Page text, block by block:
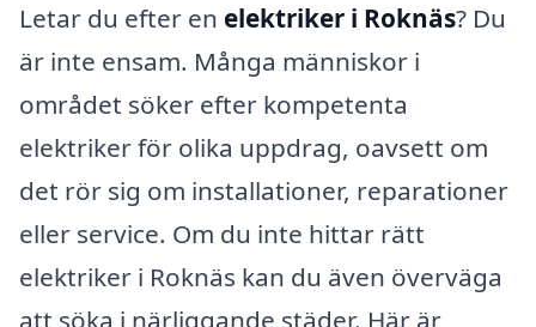
Letar du efter en elektriker i Roknäs? Du
är inte ensam. Många människor i
området söker efter kompetenta
elektriker för olika uppdrag, oavsett om
det rör sig om installationer, reparationer
eller service. Om du inte hittar rätt
elektriker i Roknäs kan du även överväga